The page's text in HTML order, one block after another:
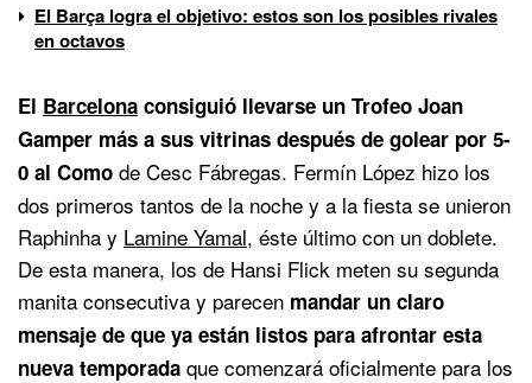
El Barça logra el objetivo: estos son los posibles rivales
en octavos
El Barcelona consiguió llevarse un Trofeo Joan
Gamper más a sus vitrinas después de golear por 5-
0 al Como de Cesc Fábregas. Fermín López hizo los
dos primeros tantos de la noche y a la fiesta se unieron
Raphinha y Lamine Yamal, éste último con un doblete.
De esta manera, los de Hansi Flick meten su segunda
manita consecutiva y parecen mandar un claro
mensaje de que ya están listos para afrontar esta
nueva temporada que comenzará oficialmente para los